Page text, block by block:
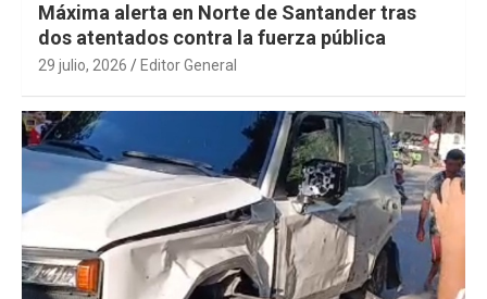
Máxima alerta en Norte de Santander tras
dos atentados contra la fuerza pública
29 julio, 2026 Editor General